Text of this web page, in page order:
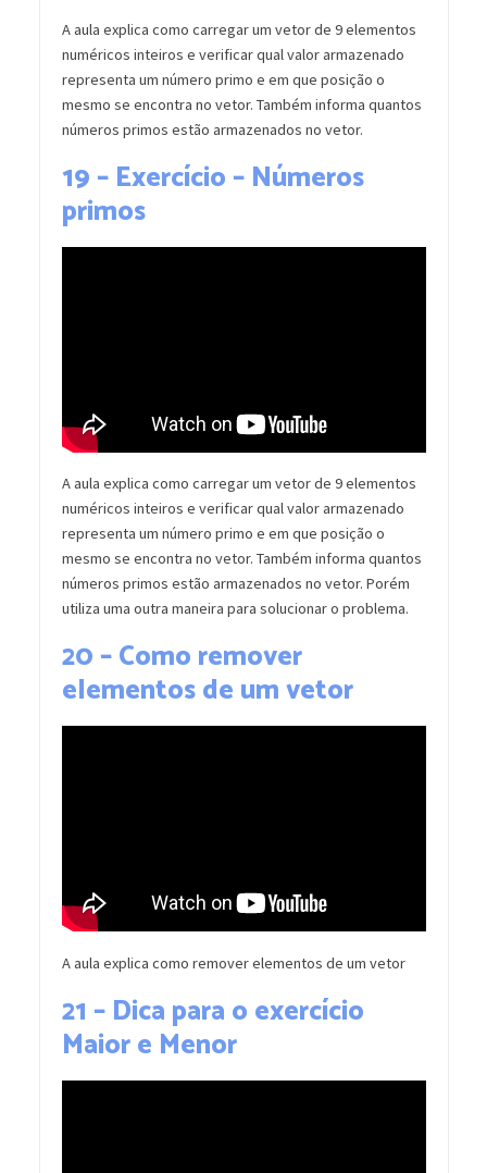
A aula explica como carregar um vetor de 9 elementos
numéricos inteiros e verificar qual valor armazenado
representa um número primo e em que posição o
mesmo se encontra no vetor. Também informa quantos
números primos estão armazenados no vetor.
19 – Exercício – Números
primos
A aula explica como carregar um vetor de 9 elementos
numéricos inteiros e verificar qual valor armazenado
representa um número primo e em que posição o
mesmo se encontra no vetor. Também informa quantos
números primos estão armazenados no vetor. Porém
utiliza uma outra maneira para solucionar o problema.
20 –Como remover
elementos de um vetor
A aula explica como remover elementos de um vetor
21 – Dica para o exercício
Maior e Menor